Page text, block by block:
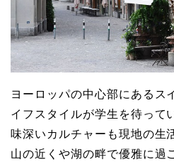
ヨーロッパの中心部にあるス
イフスタイルが学生を待って
味深いカルチャーも現地の生
山の近くや湖の畔で優雅に過